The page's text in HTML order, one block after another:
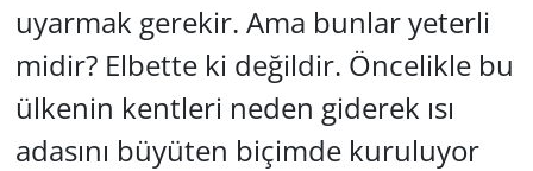
uyarmak gerekir. Ama bunlar yeterli
midir? Elbette ki değildir. Öncelikle bu
ülkenin kentleri neden giderek ısı
adasını büyüten biçimde kuruluyor